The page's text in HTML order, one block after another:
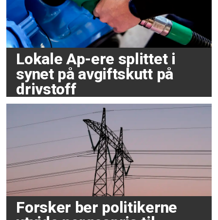
Lokale Ap-ere splittet i
synet på avgiftskutt på
drivstoff
Forsker ber politikerne